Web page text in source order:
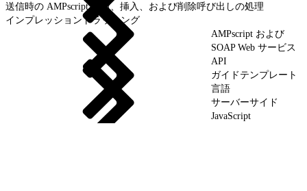
送信時の AMPscript 更新、挿入、および削除呼び出しの処理
インプレッショントラッキング
AMPscript および
SOAP Web サービス
API
ガイドテンプレート
言語
サーバーサイド
JavaScript